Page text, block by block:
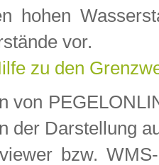
hohen
vor.
zu den
von
der Darstellung
bzw.